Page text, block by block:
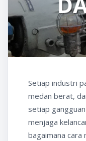
Setiap industri
medan berat,
setiap
menjaga
bagaimana cara